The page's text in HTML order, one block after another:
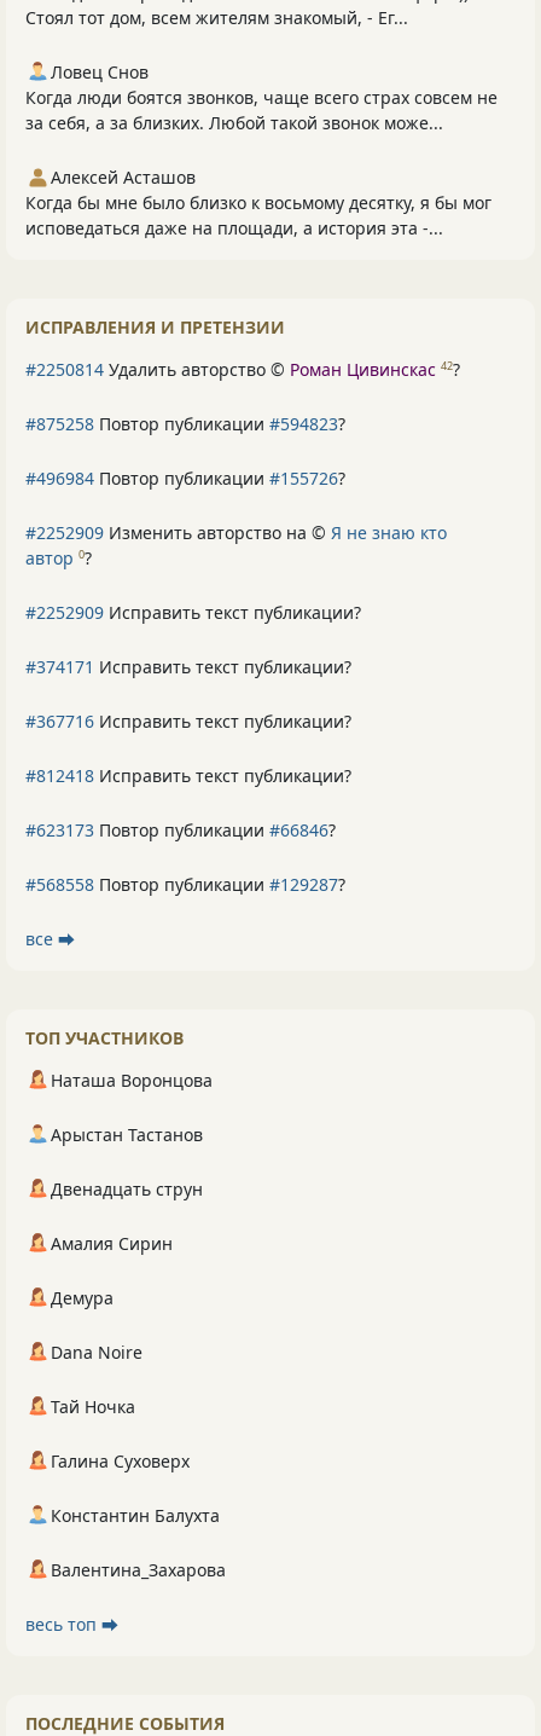
Стоял тот дом, всем жителям знакомый, - Ег...
Ловец Снов
Когда люди боятся звонков, чаще всего страх совсем не
за себя, а за близких. Любой такой звонок може...
Алексей Асташов
Когда бы мне было близко к восьмому десятку, я бы мог
исповедаться даже на площади, а история эта -...
ИСПРАВЛЕНИЯ И ПРЕТЕНЗИИ
#2250814 Удалить авторство © Роман Цивинскас 42?
#875258 Повтор публикации #594823?
#496984 Повтор публикации #155726?
#2252909 Изменить авторство на © Я не знаю кто
автор 0?
#2252909 Исправить текст публикации?
#374171 Исправить текст публикации?
#367716 Исправить текст публикации?
#812418 Исправить текст публикации?
#623173 Повтор публикации #66846?
#568558 Повтор публикации #129287?
все ⮕
ТОП УЧАСТНИКОВ
Наташа Воронцова
Арыстан Тастанов
Двенадцать струн
Амалия Сирин
Демура
Dana Noire
Тай Ночка
Галина Суховерх
Константин Балухта
Валентина_Захарова
весь топ ⮕
ПОСЛЕДНИЕ СОБЫТИЯ